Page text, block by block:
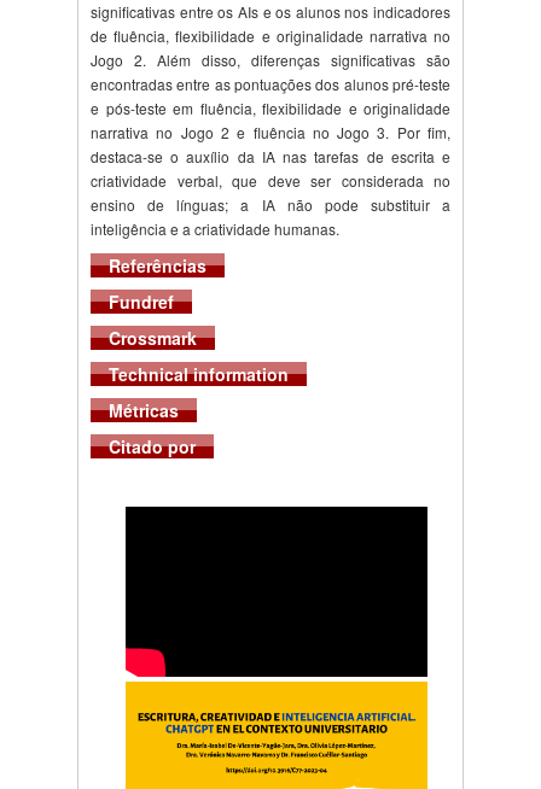
significativas entre os AIs e os alunos nos indicadores
de fluência, flexibilidade e originalidade narrativa no
Jogo 2. Além disso, diferenças significativas são
encontradas entre as pontuações dos alunos pré-teste
e pós-teste em fluência, flexibilidade e originalidade
narrativa no Jogo 2 e fluência no Jogo 3. Por fim,
destaca-se o auxílio da IA nas tarefas de escrita e
criatividade verbal, que deve ser considerada no
ensino de línguas; a IA não pode substituir a
inteligência e a criatividade humanas.
Referências
Fundref
Crossmark
Technical information
Métricas
Citado por